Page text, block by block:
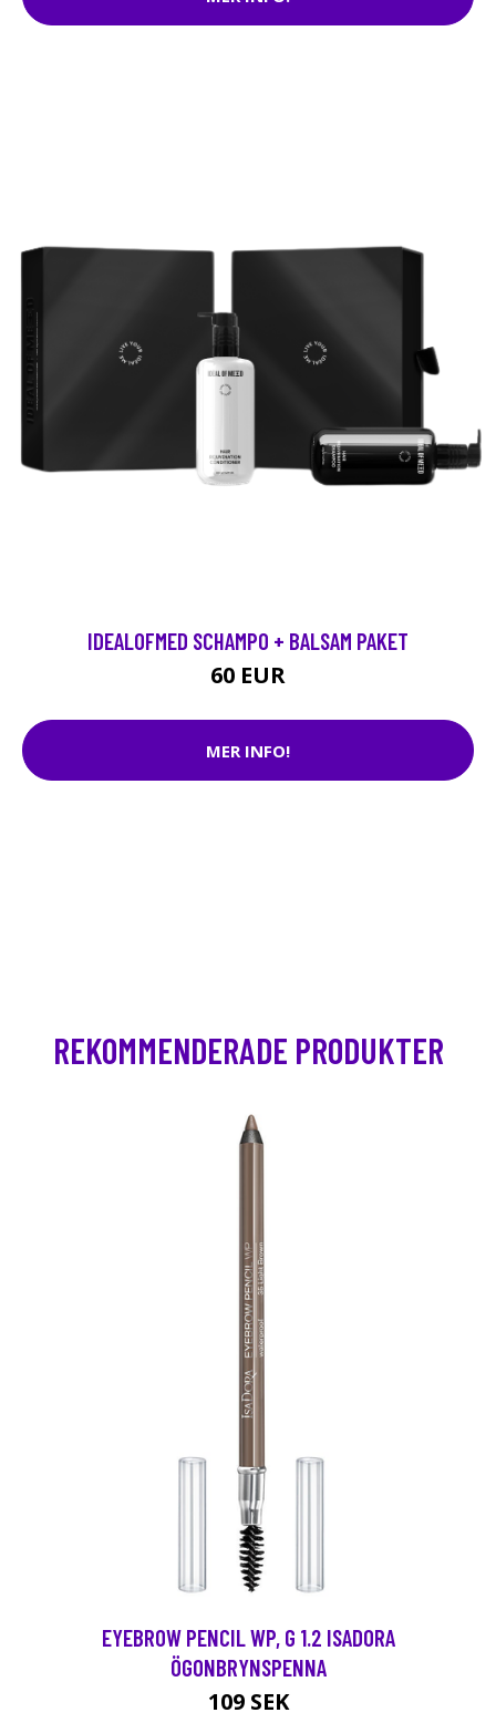
IDEALOFMED SCHAMPO + BALSAM PAKET
60 EUR
MER INFO!
REKOMMENDERADE PRODUKTER
EYEBROW PENCIL WP, G 1.2 ISADORA
ÖGONBRYNSPENNA
109 SEK